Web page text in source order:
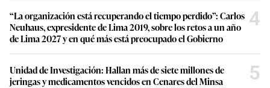
“La organización está recuperando el tiempo perdido”: Carlos
Neuhaus, expresidente de Lima 2019, sobre los retos a un año
de Lima 2027 y en qué más está preocupado el Gobierno
4
Unidad de Investigación: Hallan más de siete millones de
jeringas y medicamentos vencidos en Cenares del Minsa
5